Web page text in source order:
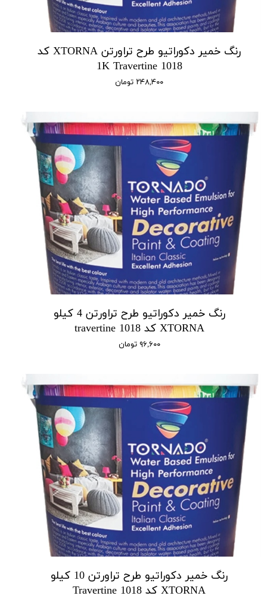
رنگ خمیر دکوراتیو طرح تراورتن XTORNA کد
1018 1K Travertine
۲۴۸,۴۰۰ تومان
رنگ خمیر دکوراتیو طرح تراورتن 4 کیلو
XTORNA کد 1018 travertine
۹۶,۶۰۰ تومان
رنگ خمیر دکوراتیو طرح تراورتن 10 کیلو
XTORNA کد 1018 Travertine